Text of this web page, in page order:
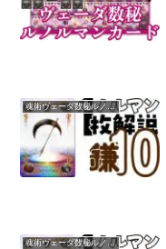
魂術ヴェーダ数秘ルノルマンカード
魂術ヴェーダ数秘ルノルマンカード